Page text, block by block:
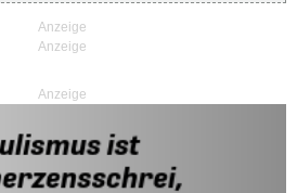
Anzeige